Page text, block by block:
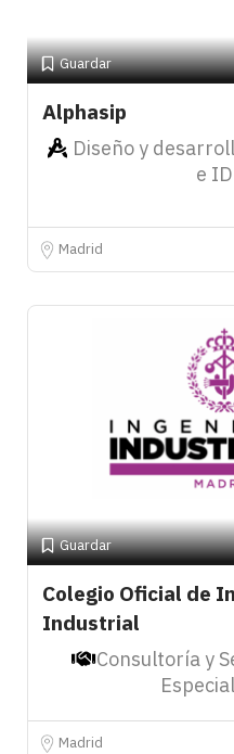
Guardar
Alphasip
Diseño y
e
Madrid
Guardar
Colegio Oficial de
Industrial
Consultoría y
Madrid